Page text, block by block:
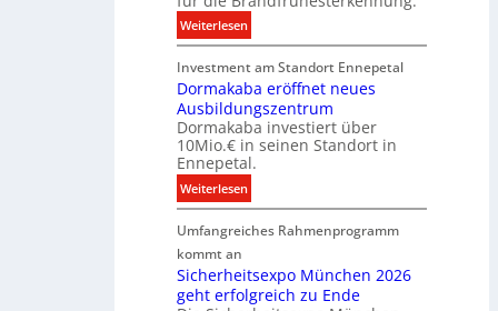
u
r
e
i
g
e
n
e
n
M
r
k
e
s
i
t
i
o
n
s
p
a
n
e
Weiterlesen:
D
i
g
i
t
a
l
e
B
r
n
d
Investment am Standort Ennepetal
Dormakaba eröffnet neues
Ausbildungszentrum
Dormakaba investiert über
10Mio.€ in seinen Standort in
Ennepetal.
Weiterlesen:
D
o
m
a
Umfangreiches Rahmenprogramm
kommt an
Sicherheitsexpo München 2026
geht erfolgreich zu Ende